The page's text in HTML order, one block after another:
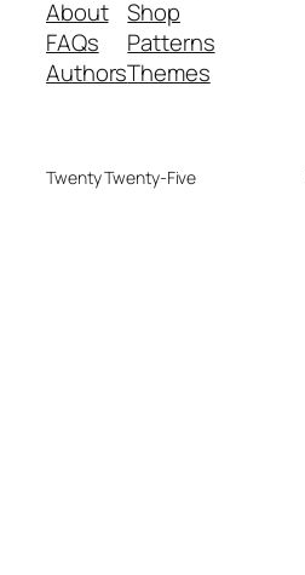
About
FAQs
Authors
Shop
Patterns
Themes
Twenty Twenty-Five